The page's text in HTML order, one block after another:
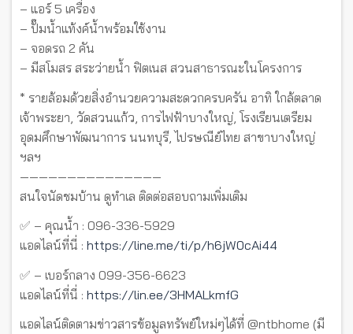
– แอร์ 5 เครื่อง
– ปั๊มน้ำแท้งค์น้ำพร้อมใช้งาน
– จอดรถ 2 คัน
– มีสโมสร สระว่ายน้ำ ฟิตเนส สวนสาธารณะในโครงการ
* รายล้อมด้วยสิ่งอำนวยความสะดวกครบครัน อาทิ ใกล้ตลาด
เจ้าพระยา, วัดสวนแก้ว, การไฟฟ้าบางใหญ่, โรงเรียนเตรียม
อุดมศึกษาพัฒนาการ นนทบุรี, ไปรษณีย์ไทย สาขาบางใหญ่
ฯลฯ
———————————————
สนใจนัดชมบ้าน ดูทำเล ติดต่อสอบถามเพิ่มเติม
✅ – คุณน้ำ : 096-336-5929
แอดไลน์ที่นี่ : https://line.me/ti/p/h6jW0cAi44
✅ – เบอร์กลาง 099-356-6623
แอดไลน์ที่นี่ : https://lin.ee/3HMALkmfG
แอดไลน์ติดตามข่าวสารข้อมูลทรัพย์ใหม่ๆได้ที่ @ntbhome (มี